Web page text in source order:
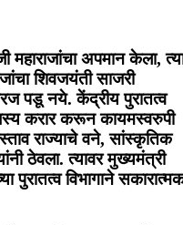
महाराजांचा अपमान केला,
शिवजयंती साजरी
गरज पडू नये. केंद्रीय पुरातत्व
करार करून कायमस्वरुपी
राज्याचे वने, सांस्कृतिक
ठेवला. त्यावर मुख्यमंत्री
विभागाने